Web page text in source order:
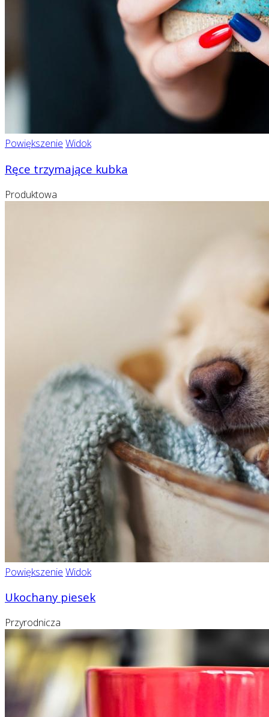
Powiększenie Widok
Ręce trzymające kubka
Produktowa
Powiększenie Widok
Ukochany piesek
Przyrodnicza